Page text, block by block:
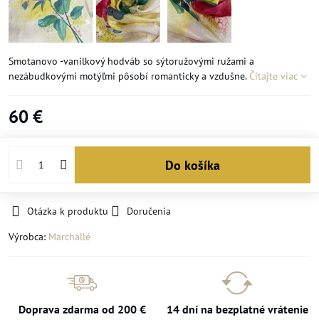
Smotanovo -vanilkový hodváb so sýtoružovými ružami a
nezábudkovými motýľmi pôsobí romanticky a vzdušne. Čítajte viac
60 €
Do košíka
Otázka k produktu
Doručenia
Výrobca: Marchallé
Doprava zdarma od 200 € 14 dní na bezplatné vrátenie